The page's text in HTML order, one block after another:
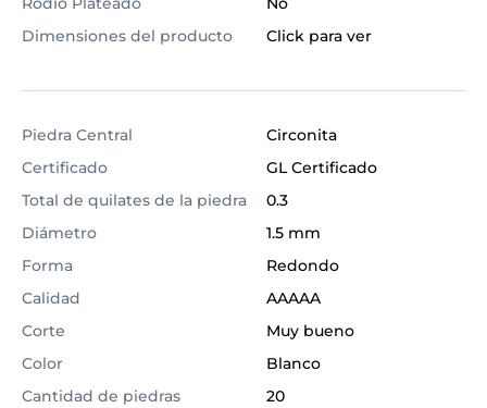
Dimensiones del producto
Click para ver
Piedra Central
Circonita
Certificado
GL Certificado
Total de quilates de la piedra
0.3
Diámetro
1.5 mm
Forma
Redondo
Calidad
AAAAA
Corte
Muy bueno
Color
Blanco
Cantidad de piedras
20